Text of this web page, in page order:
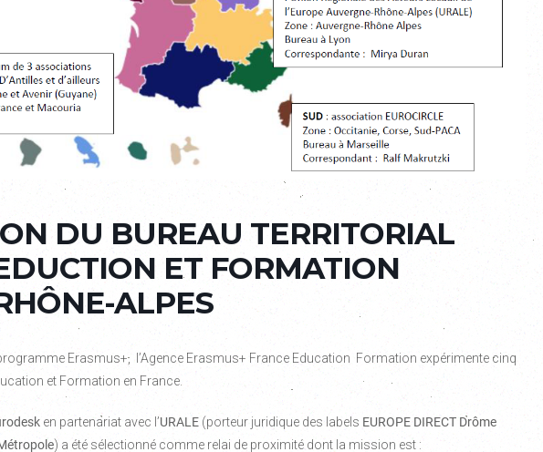
DU BUREAU TERRITORIAL
ET FORMATION
ALPES
Erasmus+, l’Agence Erasmus+ France Education Formation expérimente cinq
et Formation en France.
en partenariat avec l’URALE (porteur juridique des labels EUROPE DIRECT Drôme
) a été sélectionné comme relai de proximité dont la mission est :